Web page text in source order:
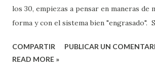
los 30, empiezas a pensar en maneras de
forma y con el sistema bien "engrasado".
dobles (la llegada de mis mellizos Andrés y
COMPARTIR
PUBLICAR UN
READ MORE »